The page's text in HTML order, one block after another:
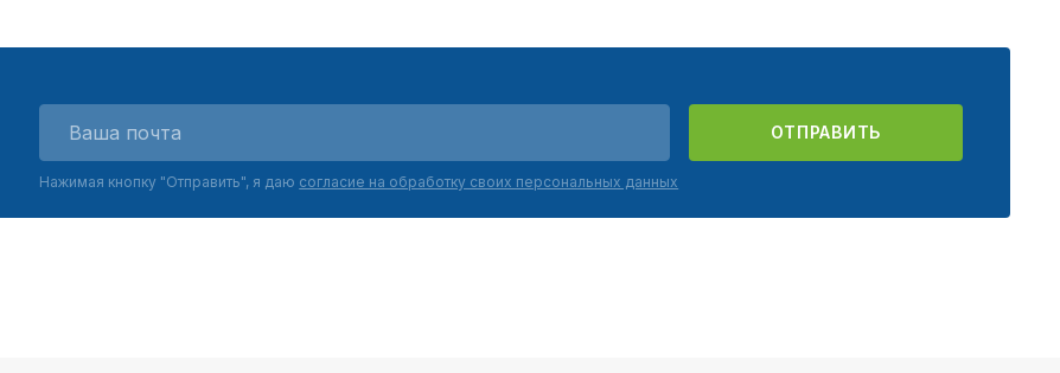
ОТПРАВИТЬ
Нажимая кнопку "Отправить", я даю согласие на обработку своих персональных данных